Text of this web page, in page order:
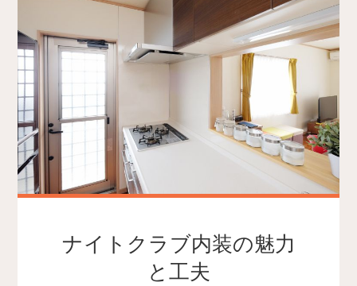
ナイトクラブ内装の魅力
と工夫